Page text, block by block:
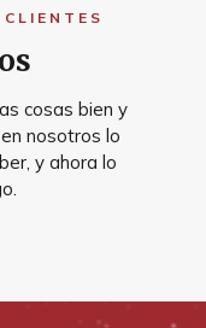
cosas bien y
nosotros lo
y ahora lo